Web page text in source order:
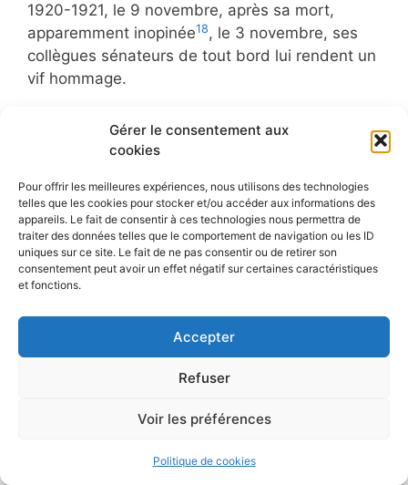
Gérer le consentement aux
cookies
Pour offrir les meilleures expériences, nous utilisons des technologies
telles que les cookies pour stocker et/ou accéder aux informations des
appareils. Le fait de consentir à ces technologies nous permettra de
traiter des données telles que le comportement de navigation ou les ID
uniques sur ce site. Le fait de ne pas consentir ou de retirer son
consentement peut avoir un effet négatif sur certaines caractéristiques
et fonctions.
Accepter
Refuser
Voir les préférences
Politique de cookies
1920-1921, le 9 novembre, après sa mort,
apparemment inopinée18, le 3 novembre, ses
collègues sénateurs de tout bord lui rendent un
vif hommage.
L’hommage du président du Sénat, le baron de
Favereau, reprend les éléments déjà notés :
la journée de huit heures, l’occasion de
défendre les intérêts de la petite industrieet
notammentde la brasserie, auxquelles il n’a
cessé de consacrer les plus persévérants
efforts..
Chaque année il réclamait avec les plus vives
les deux rives de l’Escaut [..].
M. Braun, pour la droite, le comte de
de Saint-Nicolas, le comte Goblet d’Aviella, pour